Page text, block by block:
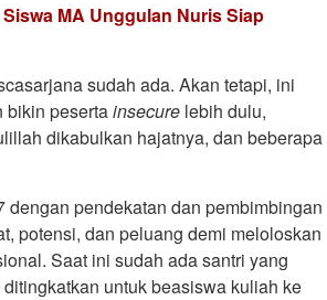
MA Unggulan Nuris Siap
sudah ada. Akan tetapi, ini
bikin pesertainsecure lebih dulu,
dikabulkan hajatnya, dan beberapa
pendekatan dan pembimbingan
potensi, dan peluang demi meloloskan
Saat ini sudah ada santri yang
untuk beasiswa kuliah ke